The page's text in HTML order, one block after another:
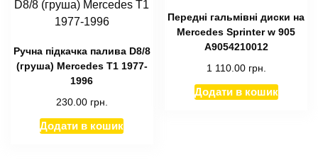
Ручна підкачка палива D8/8
(груша) Mercedes T1 1977-
1996
230.00 грн.
Додати в кошик
Передні гальмівні диски на
Mercedes Sprinter w 905
А9054210012
1 110.00 грн.
Додати в кошик